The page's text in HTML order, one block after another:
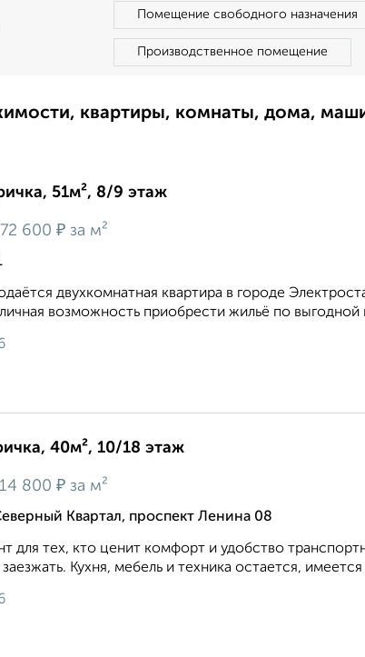
Помещение свободного назначения
Производственное помещение
квартиры, комнаты, дома,
51м², 8/9 этаж
600 ₽ за м²
двухкомнатная квартира в городе
возможность приобрести жильё по
40м², 10/18 этаж
800 ₽ за м²
Квартал, проспект Ленина 08
для тех, кто ценит комфорт и удобство
Кухня, мебель и техника остается,